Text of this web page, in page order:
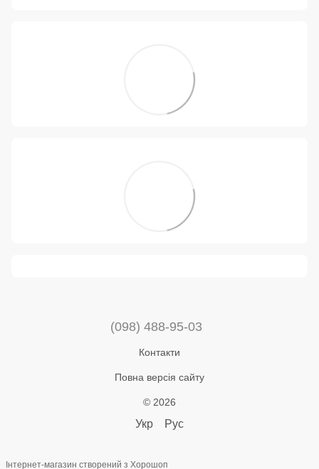
(098) 488-95-03
Контакти
Повна версія сайту
© 2026
Укр Рус
Інтернет-магазин створений з Хорошоп